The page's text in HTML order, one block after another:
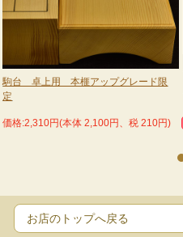
№2
駒台 卓上用 本榧アップグレード限
定
価格:2,310円(本体 2,100円、税 210円)
お店のトップへ戻る